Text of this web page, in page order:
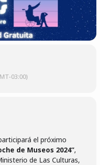
03:00)
el próximo
de Museos 2024”,
de Las Culturas,